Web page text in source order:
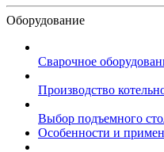
Оборудование
Сварочное
Производство
Выбор подъемного
Особенности и